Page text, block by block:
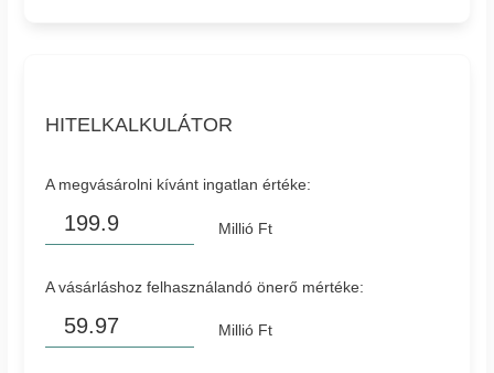
HITELKALKULÁTOR
A megvásárolni kívánt ingatlan értéke:
Millió Ft
A vásárláshoz felhasználandó önerő mértéke:
Millió Ft